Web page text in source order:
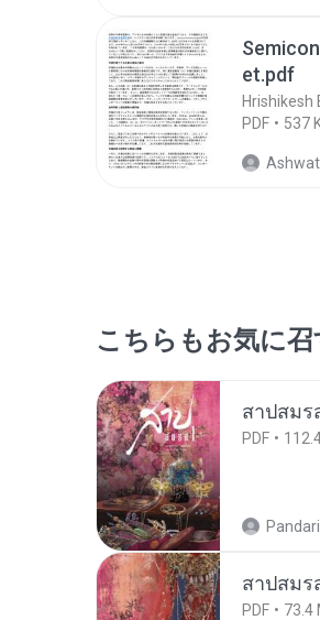
et.pdf
Hrishikesh
PDF
537
Ashwati
こちらもお気に
สาปสมร
PDF
สาปสมร
PDF 73.4